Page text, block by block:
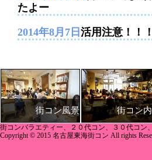
たよー
2014年8月7日 活用注意！！
街コン風景 街コン
街コンバラエティー、２０代コン、３０代コン
Copyright © 2015 名古屋東海街コン All rights